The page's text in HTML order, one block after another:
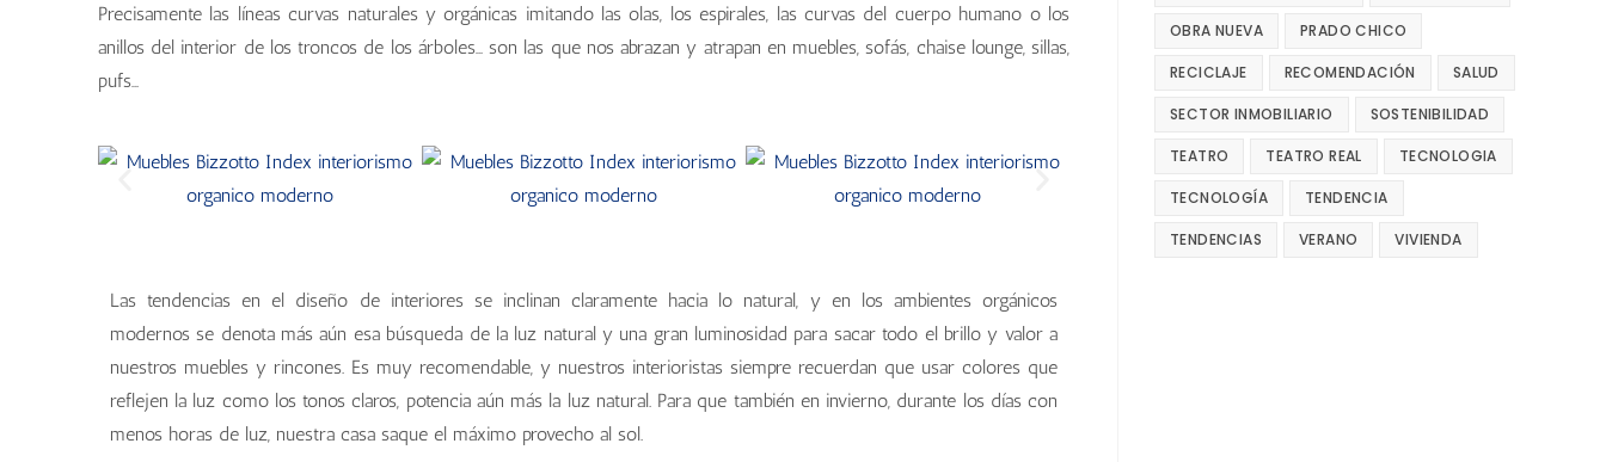
Precisamente las líneas curvas naturales y orgánicas imitando las olas, los espirales, las curvas del cuerpo humano o los
anillos del interior de los troncos de los árboles… son las que nos abrazan y atrapan en muebles, sofás, chaise lounge, sillas,
pufs…
Las tendencias en el diseño de interiores se inclinan claramente hacia lo natural, y en los ambientes orgánicos
modernos se denota más aún esa búsqueda de la luz natural y una gran luminosidad para sacar todo el brillo y valor a
nuestros muebles y rincones. Es muy recomendable, y nuestros interioristas siempre recuerdan que usar colores que
reflejen la luz como los tonos claros, potencia aún más la luz natural. Para que también en invierno, durante los días con
menos horas de luz, nuestra casa saque el máximo provecho al sol.
OBRA NUEVA PRADO CHICO
RECICLAJE RECOMENDACIÓN SALUD
SECTOR INMOBILIARIO SOSTENIBILIDAD
TEATRO TEATRO REAL TECNOLOGIA
TECNOLOGÍA TENDENCIA
TENDENCIAS VERANO VIVIENDA